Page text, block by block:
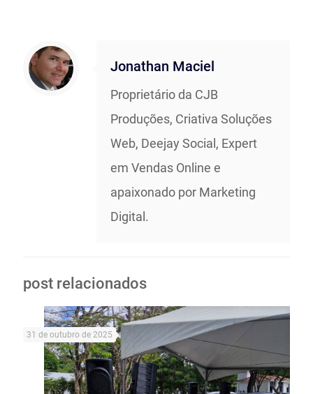
Jonathan Maciel
Proprietário da CJB
Produções, Criativa Soluções
Web, Deejay Social, Expert
em Vendas Online e
apaixonado por Marketing
Digital.
post relacionados
31 de outubro de 2025